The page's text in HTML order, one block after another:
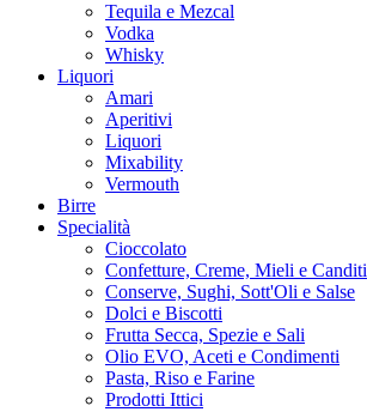
Tequila e Mezcal
Vodka
Whisky
Liquori
Amari
Aperitivi
Liquori
Mixability
Vermouth
Birre
Specialità
Cioccolato
Confetture, Creme, Mieli e Canditi
Conserve, Sughi, Sott'Oli e Salse
Dolci e Biscotti
Frutta Secca, Spezie e Sali
Olio EVO, Aceti e Condimenti
Pasta, Riso e Farine
Prodotti Ittici